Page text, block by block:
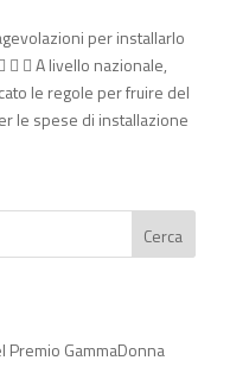
per installarlo
  A livello nazionale,
le regole per fruire del
le spese di installazione
Cerca
Premio GammaDonna